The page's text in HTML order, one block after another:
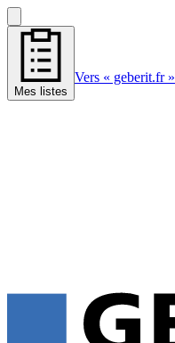
Mes listes
Vers « geberit.fr »